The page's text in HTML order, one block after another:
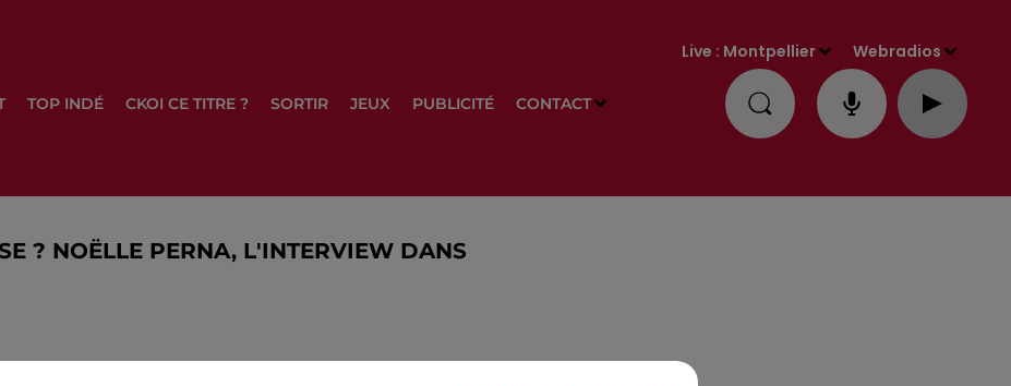
TOP INDÉ CKOI CE TITRE ? SORTIR JEUX PUBLICITÉ CONTACT
Live : Montpellier Webradios
? NOËLLE PERNA, L'INTERVIEW DANS